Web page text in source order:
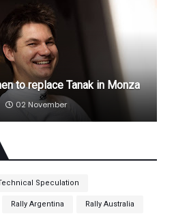
to replace Tanak in Monza
02 November
Speculation
Rally Argentina Rally Australia